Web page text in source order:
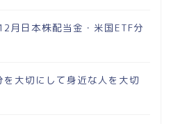
月日本株配当金・米国ETF分
を大切にして身近な人を大切